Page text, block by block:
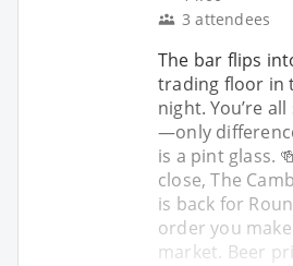
3 attendees
The bar flips
trading floor in
night. You’re
—only
is a pint glass.
close, The
is back for
order you
market. Beer